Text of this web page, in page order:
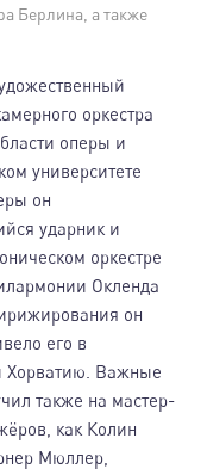
Берлина, а также
оркестра
оперы и
университете
он
ударник и
оркестре
Окленда
он
его в
Важные
также на мастер-
как Колин
Мюллер,